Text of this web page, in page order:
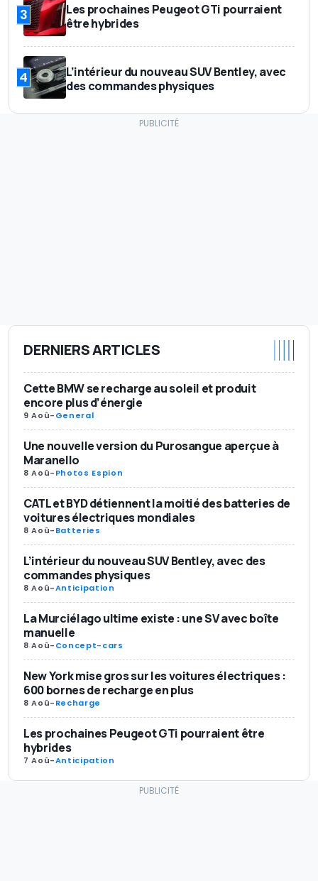
3
Les prochaines Peugeot GTi pourraient
être hybrides
4
L’intérieur du nouveau SUV Bentley, avec
des commandes physiques
DERNIERS ARTICLES
Cette BMW se recharge au soleil et produit
encore plus d’énergie
9 Aoû-General
Une nouvelle version du Purosangue aperçue à
Maranello
8 Aoû-Photos Espion
CATL et BYD détiennent la moitié des batteries de
voitures électriques mondiales
8 Aoû-Batteries
L’intérieur du nouveau SUV Bentley, avec des
commandes physiques
8 Aoû-Anticipation
La Murciélago ultime existe : une SV avec boîte
manuelle
8 Aoû-Concept-cars
New York mise gros sur les voitures électriques :
600 bornes de recharge en plus
8 Aoû-Recharge
Les prochaines Peugeot GTi pourraient être
hybrides
7 Aoû-Anticipation